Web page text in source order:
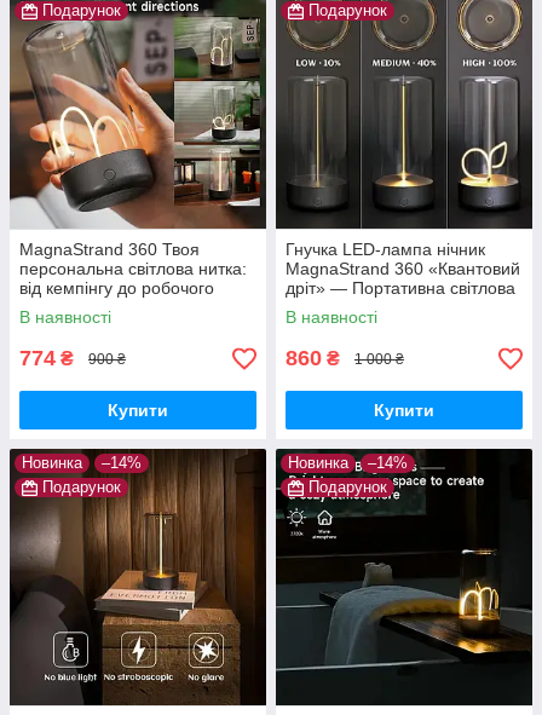
Подарунок
MagnaStrand 360 Твоя
персональна світлова нитка:
від кемпінгу до робочого
столу
В наявності
774 ₴ 900 ₴
Купити
Подарунок
Гнучка LED-лампа нічник
MagnaStrand 360 «Квантовий
дріт» — Портативна світлова
нитка Lumia Flex з магнітом
(Тепле світло)
В наявності
860 ₴ 1 000 ₴
Купити
Новинка
–14%
Подарунок
Новинка
–14%
Подарунок